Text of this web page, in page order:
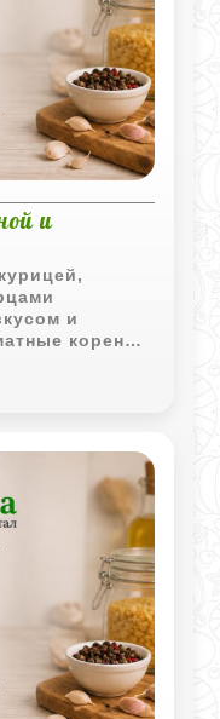
и
и
коренья
блюдо